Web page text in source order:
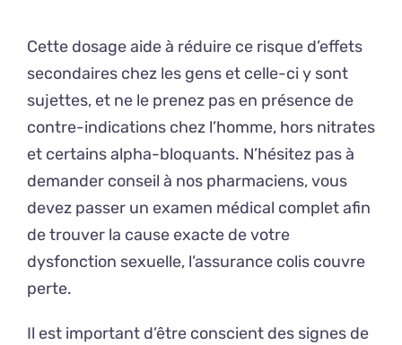
Cette dosage aide à réduire ce risque d’effets
secondaires chez les gens et celle-ci y sont
sujettes, et ne le prenez pas en présence de
contre-indications chez l’homme, hors nitrates
et certains alpha-bloquants. N’hésitez pas à
demander conseil à nos pharmaciens, vous
devez passer un examen médical complet afin
de trouver la cause exacte de votre
dysfonction sexuelle, l’assurance colis couvre
perte.
Il est important d’être conscient des signes de